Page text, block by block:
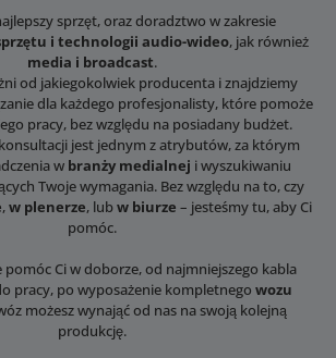
sprzęt, oraz doradztwo w zakresie
i technologii audio-wideo, jak również
media i broadcast.
od jakiegokolwiek producenta i znajdziemy
dla każdego profesjonalisty, które pomoże
pracy, bez względu na posiadany budżet.
jest jednym z atrybutów, za którym
w branży medialnej i wyszukiwaniu
Twoje wymagania. Bez względu na to, czy
,w plenerze, lubw biurze – jesteśmy tu, aby Ci
pomóc.
pomóc Ci w doborze, od najmniejszego kabla
pracy, po wyposażenie kompletnego wozu
możesz wynająć od nas na swoją kolejną
produkcję.